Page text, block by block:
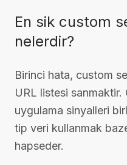
En sik custom
nelerdir?
Birinci hata, custom
URL listesi
uygulama sinyalleri
tip veri kullanmak
hapseder.